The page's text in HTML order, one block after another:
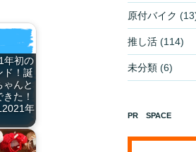
年初の
ド！誕
んと
た！
年
原付バイク
推し活(114)
未分類(6)
PR SPACE